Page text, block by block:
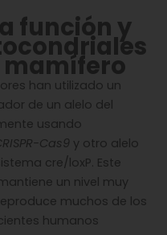
función y
mamífero
han utilizado un
de un alelo del
usando
Cas9 y otro alelo
cre/loxP. Este
un nivel muy
muchos de los
humanos